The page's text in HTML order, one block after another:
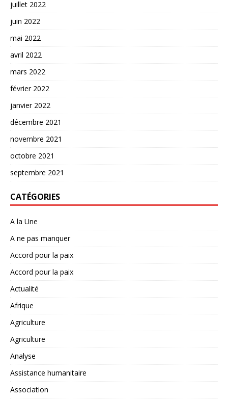
juillet 2022
juin 2022
mai 2022
avril 2022
mars 2022
février 2022
janvier 2022
décembre 2021
novembre 2021
octobre 2021
septembre 2021
CATÉGORIES
A la Une
A ne pas manquer
Accord pour la paix
Accord pour la paix
Actualité
Afrique
Agriculture
Agriculture
Analyse
Assistance humanitaire
Association